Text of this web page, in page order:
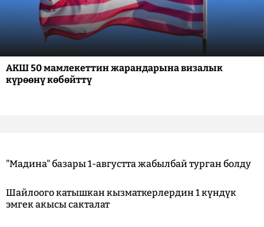
АКШ 50 мамлекеттин жарандарына визалык
күрөөнү көбөйттү
"Мадина" базары 1-августта жабылбай турган болду
Шайлоого катышкан кызматкерлердин 1 күндүк
эмгек акысы сакталат